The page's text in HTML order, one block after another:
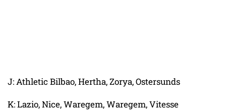
J: Athletic Bilbao, Hertha, Zorya, Ostersunds
K: Lazio, Nice, Waregem, Waregem, Vitesse